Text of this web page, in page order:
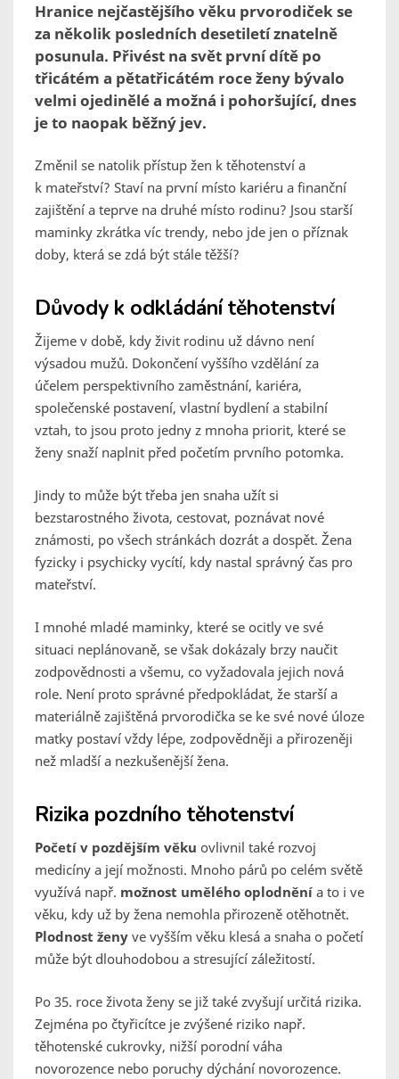
Hranice nejčastějšího věku prvorodiček se
za několik posledních desetiletí znatelně
posunula. Přivést na svět první dítě po
třicátém a pětatřicátém roce ženy bývalo
velmi ojedinělé a možná i pohoršující, dnes
je to naopak běžný jev.
Změnil se natolik přístup žen k těhotenství a
k mateřství? Staví na první místo kariéru a finanční
zajištění a teprve na druhé místo rodinu? Jsou starší
maminky zkrátka víc trendy, nebo jde jen o příznak
doby, která se zdá být stále těžší?
Důvody k odkládání těhotenství
Žijeme v době, kdy živit rodinu už dávno není
výsadou mužů. Dokončení vyššího vzdělání za
účelem perspektivního zaměstnání, kariéra,
společenské postavení, vlastní bydlení a stabilní
vztah, to jsou proto jedny z mnoha priorit, které se
ženy snaží naplnit před početím prvního potomka.
Jindy to může být třeba jen snaha užít si
bezstarostného života, cestovat, poznávat nové
známosti, po všech stránkách dozrát a dospět. Žena
fyzicky i psychicky vycítí, kdy nastal správný čas pro
mateřství.
I mnohé mladé maminky, které se ocitly ve své
situaci neplánovaně, se však dokázaly brzy naučit
zodpovědnosti a všemu, co vyžadovala jejich nová
role. Není proto správné předpokládat, že starší a
materiálně zajištěná prvorodička se ke své nové úloze
matky postaví vždy lépe, zodpovědněji a přirozeněji
než mladší a nezkušenější žena.
Rizika pozdního těhotenství
Početí v pozdějším věku ovlivnil také rozvoj
medicíny a její možnosti. Mnoho párů po celém světě
využívá např. možnost umělého oplodnění a to i ve
věku, kdy už by žena nemohla přirozeně otěhotnět.
Plodnost ženy ve vyšším věku klesá a snaha o početí
může být dlouhodobou a stresující záležitostí.
Po 35. roce života ženy se již také zvyšují určitá rizika.
Zejména po čtyřicítce je zvýšené riziko např.
těhotenské cukrovky, nižší porodní váha
novorozence nebo poruchy dýchání novorozence.